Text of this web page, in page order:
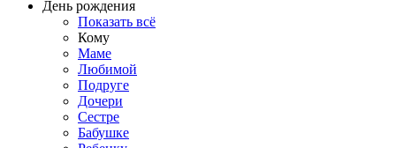
День рождения
Показать всё
Кому
Маме
Любимой
Подруге
Дочери
Сестре
Бабушке